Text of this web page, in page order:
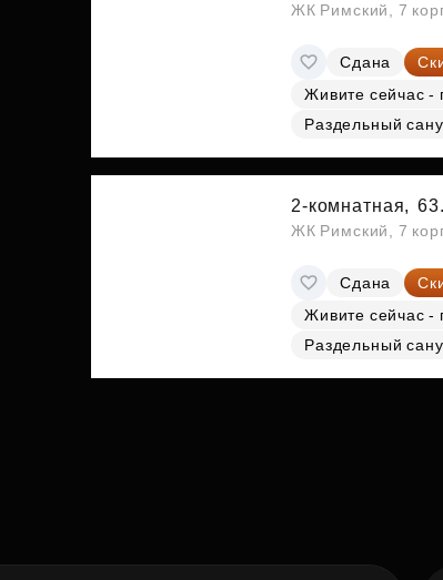
ЖК Римский, 7
Сдана
Живите сейчас -
Раздельный
2-комнатная,
ЖК Римский, 7
Сдана
Живите сейчас -
Раздельный